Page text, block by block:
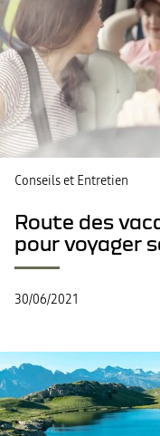
Conseils et Entretien
Route des
pour voyager
30/06/2021